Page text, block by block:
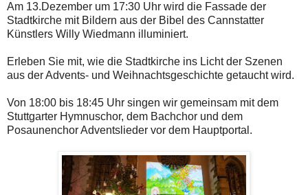
Am 13.Dezember um 17:30 Uhr wird die Fassade der
Stadtkirche mit Bildern aus der Bibel des Cannstatter
Künstlers Willy Wiedmann illuminiert.
Erleben Sie mit, wie die Stadtkirche ins Licht der Szenen
aus der Advents- und Weihnachtsgeschichte getaucht wird.
Von 18:00 bis 18:45 Uhr singen wir gemeinsam mit dem
Stuttgarter Hymnuschor, dem Bachchor und dem
Posaunenchor Adventslieder vor dem Hauptportal.